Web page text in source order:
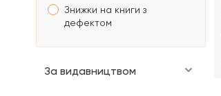
Знижки на книги з
дефектом
За видавництвом